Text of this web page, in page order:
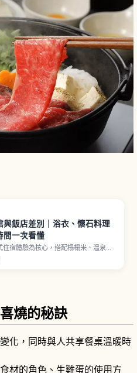
與飯店差別｜浴衣、懷石料理
間一次看懂
住宿體驗為核心，搭配榻榻米、溫泉、
料理，多數提供一泊二食方案。飯店則
燒的秘訣
化，同時與人共享餐桌溫暖時
材的角色、生雞蛋的使用方